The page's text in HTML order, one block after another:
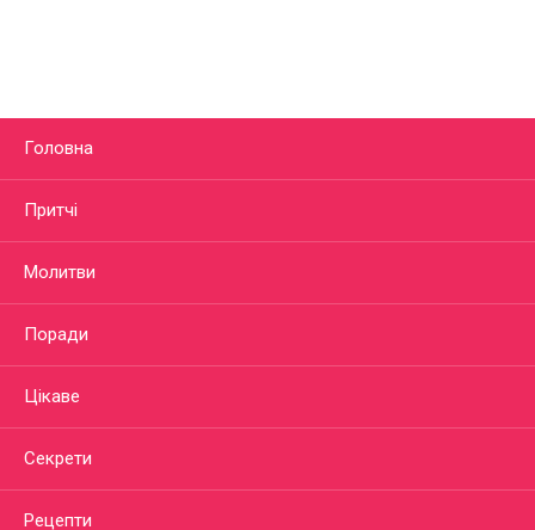
Головна
Притчі
Молитви
Поради
Цікаве
Секрети
Рецепти